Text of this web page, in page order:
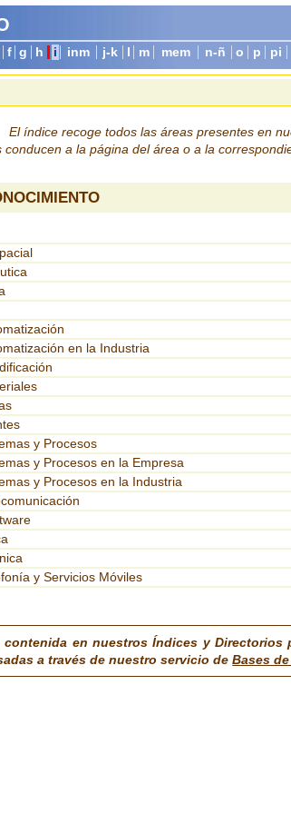
f g h i inm j-k m mem n-ñ o p pi
El índice recoge todos las áreas presentes en
conducen a la página del área o a la
en la Industria
y Procesos
y Procesos en la Empresa
y Procesos en la Industria
y Servicios Móviles
contenida en nuestros Índices y
a través de nuestro servicio deBases